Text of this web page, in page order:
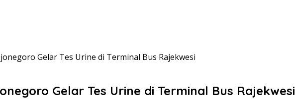
Gelar Tes Urine di Terminal Bus Rajekwesi
Gelar Tes Urine di Terminal Bus Rajekwesi